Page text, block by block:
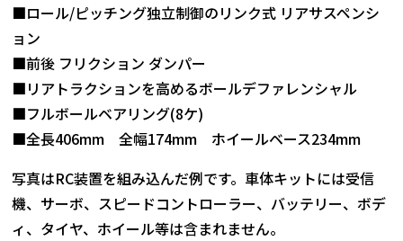
■ロール/ピッチング独立制御のリンク式 リアサスペンシ
ョン
■前後 フリクション ダンパー
■リアトラクションを高めるボールデファレンシャル
■フルボールベアリング(8ケ)
■全長406mm 全幅174mm ホイールベース234mm
写真はRC装置を組み込んだ例です。車体キットには受信
機、サーボ、スピードコントローラー、バッテリー、ボデ
ィ、タイヤ、ホイール等は含まれません。